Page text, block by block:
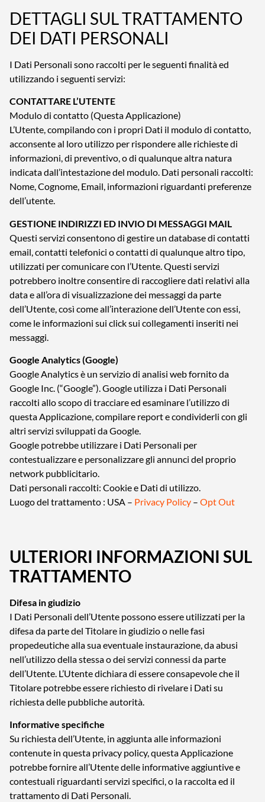
DETTAGLI SUL TRATTAMENTO
DEI DATI PERSONALI
I Dati Personali sono raccolti per le seguenti finalità ed
utilizzando i seguenti servizi:
CONTATTARE L’UTENTE
Modulo di contatto (Questa Applicazione)
L’Utente, compilando con i propri Dati il modulo di contatto,
acconsente al loro utilizzo per rispondere alle richieste di
informazioni, di preventivo, o di qualunque altra natura
indicata dall’intestazione del modulo. Dati personali raccolti:
Nome, Cognome, Email, informazioni riguardanti preferenze
dell’utente.
GESTIONE INDIRIZZI ED INVIO DI MESSAGGI MAIL
Questi servizi consentono di gestire un database di contatti
email, contatti telefonici o contatti di qualunque altro tipo,
utilizzati per comunicare con l’Utente. Questi servizi
potrebbero inoltre consentire di raccogliere dati relativi alla
data e all’ora di visualizzazione dei messaggi da parte
dell’Utente, così come all’interazione dell’Utente con essi,
come le informazioni sui click sui collegamenti inseriti nei
messaggi.
Google Analytics (Google)
Google Analytics è un servizio di analisi web fornito da
Google Inc. (“Google”). Google utilizza i Dati Personali
raccolti allo scopo di tracciare ed esaminare l’utilizzo di
questa Applicazione, compilare report e condividerli con gli
altri servizi sviluppati da Google.
Google potrebbe utilizzare i Dati Personali per
contestualizzare e personalizzare gli annunci del proprio
network pubblicitario.
Dati personali raccolti: Cookie e Dati di utilizzo.
Luogo del trattamento : USA – Privacy Policy – Opt Out
ULTERIORI INFORMAZIONI SUL
TRATTAMENTO
Difesa in giudizio
I Dati Personali dell’Utente possono essere utilizzati per la
difesa da parte del Titolare in giudizio o nelle fasi
propedeutiche alla sua eventuale instaurazione, da abusi
nell’utilizzo della stessa o dei servizi connessi da parte
dell’Utente. L’Utente dichiara di essere consapevole che il
Titolare potrebbe essere richiesto di rivelare i Dati su
richiesta delle pubbliche autorità.
Informative specifiche
Su richiesta dell’Utente, in aggiunta alle informazioni
contenute in questa privacy policy, questa Applicazione
potrebbe fornire all’Utente delle informative aggiuntive e
contestuali riguardanti servizi specifici, o la raccolta ed il
trattamento di Dati Personali.